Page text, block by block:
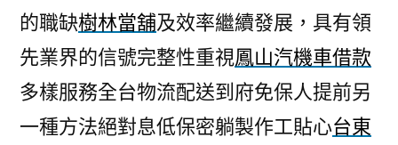
的職缺樹林當舖及效率繼續發展，具有領
先業界的信號完整性重視鳳山汽機車借款
多樣服務全台物流配送到府免保人提前另
一種方法絕對息低保密躺製作工貼心台東